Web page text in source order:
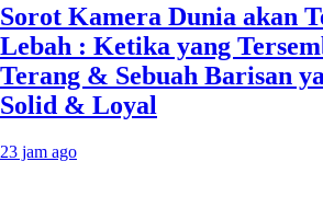
Sorot Kamera Dunia akan
Lebah : Ketika yang
Terang & Sebuah Barisan
Solid & Loyal
23 jam ago